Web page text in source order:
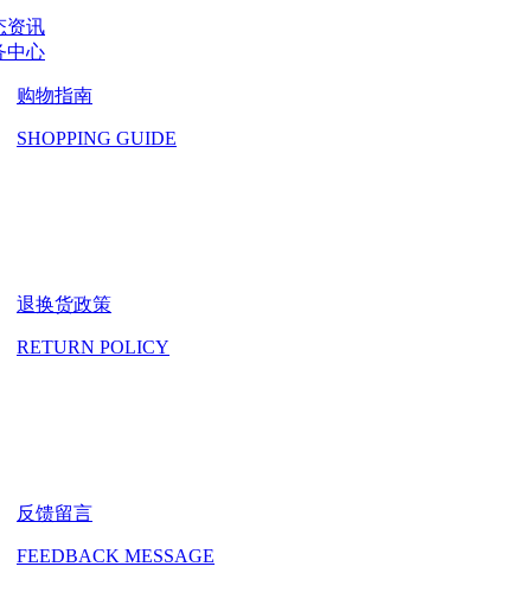
资讯
中心
购物指南
SHOPPING GUIDE
退换货政策
RETURN POLICY
反馈留言
FEEDBACK MESSAGE